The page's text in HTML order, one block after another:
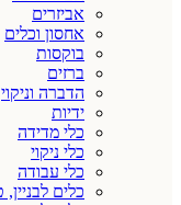
אביזרים
אחסון וכלים
בוקסות
ברזים
הדברה וניקוי
ידיות
כלי מדידה
כלי ניקוי
כלי עבודה
כלים לבניין,